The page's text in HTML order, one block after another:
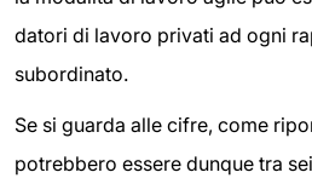
datori di lavoro privati ad ogni
subordinato.
Se si guarda alle cifre, come
potrebbero essere dunque tra